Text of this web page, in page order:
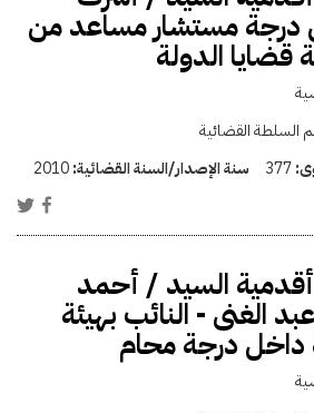
درجة مستشار مساعد من
قضايا الدولة
السلطة القضائية
377 سنة الإصدار/السنة القضائية:2010
أقدمية السيد / أحمد
الغنى - النائب بهيئة
داخل درجة محام